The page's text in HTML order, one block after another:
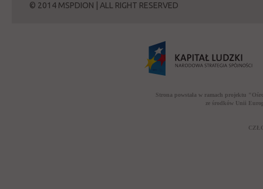
© 2014 MSPDION | ALL RIGHT RESERVED
Strona powstała w ramach projektu
ze środków Unii